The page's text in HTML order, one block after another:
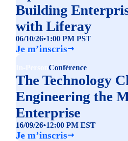
Building
with Liferay
06/10/26•1:00 PM PST
Je m’inscris
Conférence
The Technology
Engineering the
Enterprise
16/09/26•12:00 PM EST
Je m’inscris